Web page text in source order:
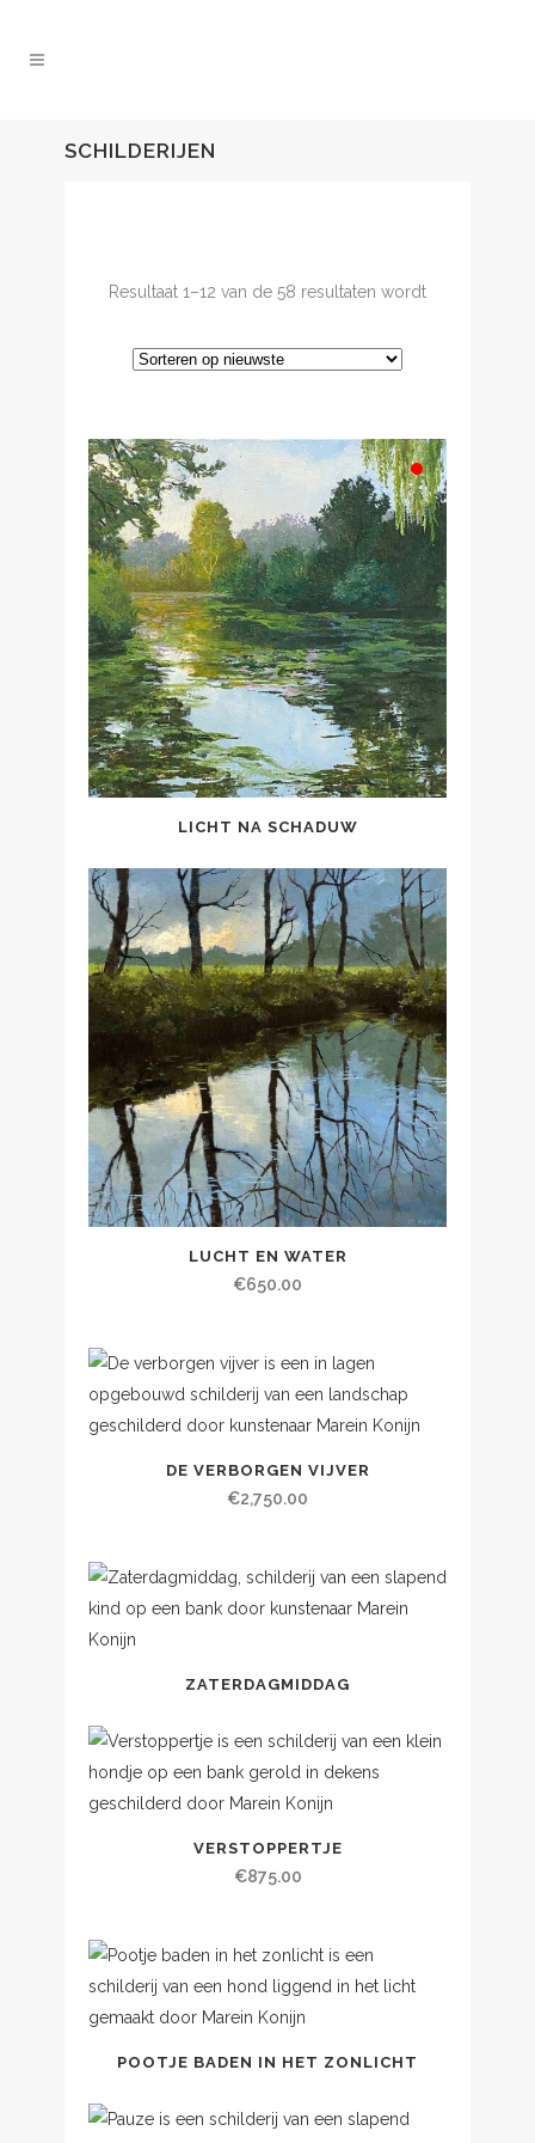
SCHILDERIJEN
Resultaat 1–12 van de 58 resultaten wordt
getoond Gesorteerd
nieuwste
LICHT NA SCHADUW
LUCHT EN WATER
€650.00
DE VERBORGEN VIJVER
€2,750.00
ZATERDAGMIDDAG
VERSTOPPERTJE
€875.00
POOTJE BADEN IN HET ZONLICHT